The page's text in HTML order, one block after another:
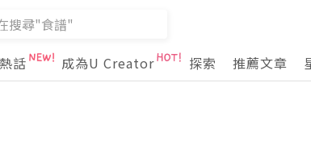
話 成為U Creator 探索 推薦文章